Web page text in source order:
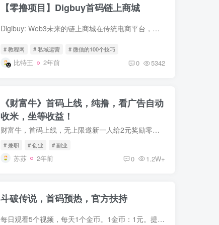
【零撸项目】Digbuy首码链上商城
Digibuy: Web3未来的链上商城在传统电商平台，消费者购物单纯意味着用金钱换取商品或服务即结束，而平台不断壮大获取巨额利润，以及更重要的 — — 消费者数据。借助区块链技术，Digibuy重新构...
# 教程网 # 私域运营 # 微信的100个技巧
比特王 2年前 0 5342
《财富牛》首码上线，纯撸，看广告自动
收米，坐等收益！
财富牛，首码上线，无上限邀新一人给2元奖励零撸方式：注册看5个视频，自动点亮牛牛，每小时收益0.2元，日收益4.8元每邀请1人点亮，送2元红包。邀请8人开启20层团队红包滑落收益，且享受直推收...
# 兼职 # 创业 # 副业
苏苏 2年前 0 1.2W+
斗破传说，首码预热，官方扶持
每日观看5个视频，每天1个金币。1金币：1元。提高个人境界，提高每日金币领取数量！官方金币托底。可免费发广告。推广红包高达4000元领取提现。内置交易转赠，摆摊模块！打副本掉落大量现金红包...